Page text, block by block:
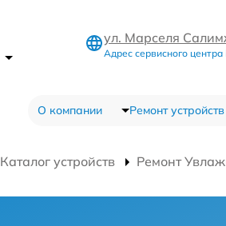
ул. Марселя
Адрес сервисного центра
О компании Ремонт устройств
Каталог устройств Ремонт